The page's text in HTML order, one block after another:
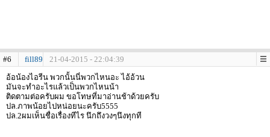
#6 fill89
21-04-2015 - 22:04:39
อ้อน้องไอรีน พวกนั้นนี่พวกไหนอะ ไอ้อ้วน
มันจะทำอะไรแล้วเป็นพวกไหนน้า
ติดตามต่อครับผม ขอโทษที่มาอ่านช้าด้วยครับ
ปล.ภาพน้อยไปหน่อยนะครับ5555
ปล.2ผมเห็นชื่อเรื่องทีไร นึกถึงวงๆนึงทุกที